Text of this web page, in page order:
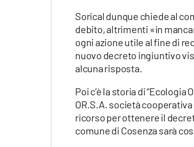
Sorical dunque chiede al
debito, altrimenti «in
ogni azione utile al fine di
nuovo decreto ingiuntivo
alcuna risposta.
Poi c’è la storia di
OR.S.A. società
ricorso per ottenere il
comune di Cosenza sarà